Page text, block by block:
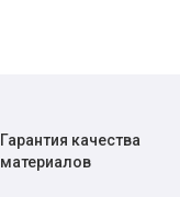
Гарантия качества
материалов